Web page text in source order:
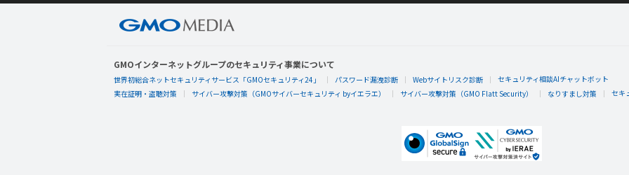
GMOインターネットグループのセキュリティ事業について
世界初総合ネットセキュリティサービス「GMOセキュリティ24」 パスワード漏洩診断 Webサイトリスク診断
セキュリティ相談AIチャットボット
実在証明・盗聴対策
サイバー攻撃対策（GMOサイバーセキュリティ byイエラエ） サイバー攻撃対策（GMO Flatt Security） なりすまし対策 セキ